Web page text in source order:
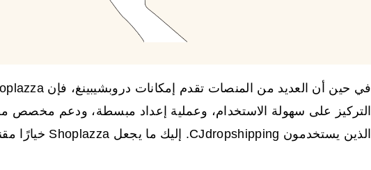
التركيز على سهولة الاستخدام، وعملية إعداد مبسطة، ودعم
الذين يستخدمون CJdropshipping. إليك ما يجعل Shoplazza خيارًا مقنعًا: